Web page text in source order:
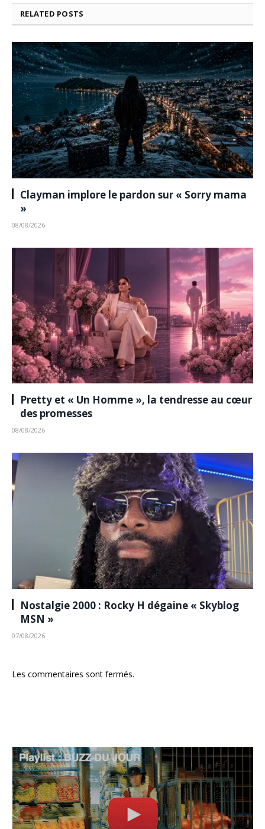
RELATED POSTS
Clayman implore le pardon sur « Sorry mama
»
08/08/2026
Pretty et « Un Homme », la tendresse au cœur
des promesses
08/08/2026
Nostalgie 2000 : Rocky H dégaine « Skyblog
MSN »
07/08/2026
Les commentaires sont fermés.